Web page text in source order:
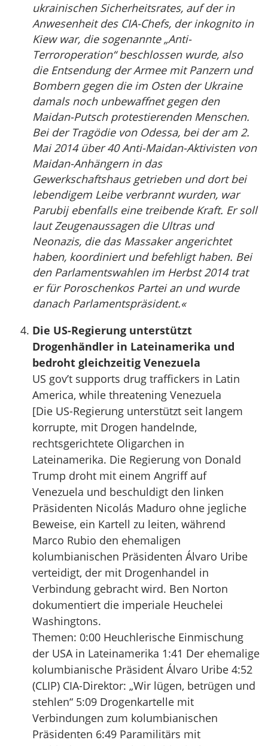
ukrainischen Sicherheitsrates, auf der in
Anwesenheit des CIA-Chefs, der inkognito in
Kiew war, die sogenannte „Anti-
Terroroperation“ beschlossen wurde, also
die Entsendung der Armee mit Panzern und
Bombern gegen die im Osten der Ukraine
damals noch unbewaffnet gegen den
Maidan-Putsch protestierenden Menschen.
Bei der Tragödie von Odessa, bei der am 2.
Mai 2014 über 40 Anti-Maidan-Aktivisten von
Maidan-Anhängern in das
Gewerkschaftshaus getrieben und dort bei
lebendigem Leibe verbrannt wurden, war
Parubij ebenfalls eine treibende Kraft. Er soll
laut Zeugenaussagen die Ultras und
Neonazis, die das Massaker angerichtet
haben, koordiniert und befehligt haben. Bei
den Parlamentswahlen im Herbst 2014 trat
er für Poroschenkos Partei an und wurde
danach Parlamentspräsident.«
Die US-Regierung unterstützt
Drogenhändler in Lateinamerika und
bedroht gleichzeitig Venezuela
US gov’t supports drug traffickers in Latin
America, while threatening Venezuela
[Die US-Regierung unterstützt seit langem
korrupte, mit Drogen handelnde,
rechtsgerichtete Oligarchen in
Lateinamerika. Die Regierung von Donald
Trump droht mit einem Angriff auf
Venezuela und beschuldigt den linken
Präsidenten Nicolás Maduro ohne jegliche
Beweise, ein Kartell zu leiten, während
Marco Rubio den ehemaligen
kolumbianischen Präsidenten Álvaro Uribe
verteidigt, der mit Drogenhandel in
Verbindung gebracht wird. Ben Norton
dokumentiert die imperiale Heuchelei
Washingtons.
Themen: 0:00 Heuchlerische Einmischung
der USA in Lateinamerika 1:41 Der ehemalige
kolumbianische Präsident Álvaro Uribe 4:52
(CLIP) CIA-Direktor: „Wir lügen, betrügen und
stehlen“ 5:09 Drogenkartelle mit
Verbindungen zum kolumbianischen
Präsidenten 6:49 Paramilitärs mit